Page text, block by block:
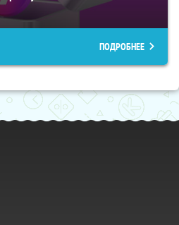
ПОДРОБНЕЕ